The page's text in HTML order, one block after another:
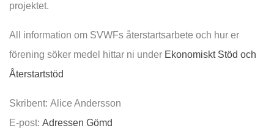
projektet.
All information om SVWFs återstartsarbete och hur er
förening söker medel hittar ni under Ekonomiskt Stöd och
Återstartstöd
Skribent: Alice Andersson
E-post: Adressen Gömd